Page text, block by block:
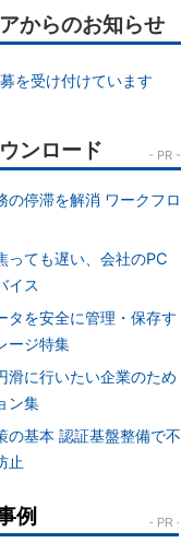
からのお知らせ
を受け付けています
の停滞を解消 ワークフロ
っても遅い、会社のPC
イス
タを安全に管理・保存す
ージ特集
滑に行いたい企業のため
ン集
の基本 認証基盤整備で不
止